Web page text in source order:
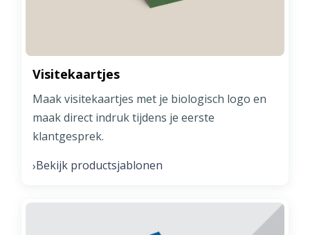
Visitekaartjes
Maak visitekaartjes met je biologisch logo en
maak direct indruk tijdens je eerste
klantgesprek.
›Bekijk productsjablonen